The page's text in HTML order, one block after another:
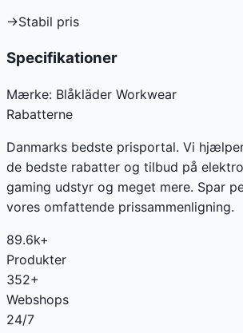
→Stabil pris
Specifikationer
Mærke: Blåkläder Workwear
Rabatterne
Danmarks bedste prisportal. Vi
de bedste rabatter og tilbud på
gaming udstyr og meget mere. Spar
vores omfattende prissammenligning.
89.6k+
Produkter
352+
Webshops
24/7